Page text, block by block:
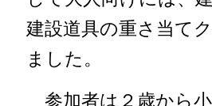
建設道具の重さ当て
ました。
参加者は２歳から小